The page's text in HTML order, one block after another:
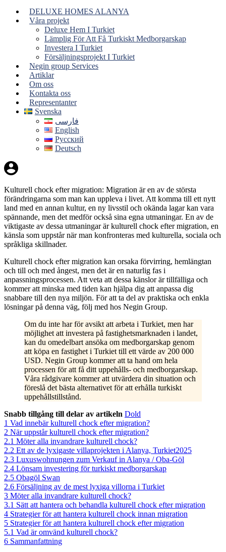
DELUXE HOMES ALANYA
Våra projekt
Deluxe Hem I Turkiet
Lämplig För Att Få Turkiskt Medborgarskap
Investera I Turkiet
Försäljningsprojekt I Turkiet
Negin group Services
Artiklar
Om oss
Kontakta oss
Representanter
Svenska
فارسی
English
Русский
Deutsch
Kulturell chock efter migration: Migration är en av de största
förändringarna som man kan uppleva i livet. Att komma till ett nytt
land med en annan kultur, en ny livsstil och okända lagar kan vara
spännande, men det medför också sina egna utmaningar. En av de
viktigaste av dessa utmaningar är kulturell chock efter migration, en
känsla som uppstår när man konfronteras med kulturella, sociala och
språkliga skillnader.
Kulturell chock efter migration kan orsaka förvirring, hemlängtan
och till och med ångest, men det är en naturlig fas i
anpassningsprocessen. Att veta att dessa känslor är tillfälliga och
kommer att minska med tiden kan hjälpa dig att anpassa dig
snabbare till den nya miljön. För att ta del av praktiska och enkla
lösningar på denna väg, följ med hos Negin Group.
Om du inte har för avsikt att arbeta i Turkiet, men har
möjlighet att investera på fastighetsmarknaden i landet,
kan du omedelbart ansöka om medborgarskap genom
att köpa en fastighet i Turkiet till ett värde av 200 000
USD. Negin Group kommer att ta hand om hela
processen för att få ditt uppehålls- och medborgarskap.
Våra rådgivare kommer att utvärdera din situation och
föreslå det bästa alternativet för att erhålla turkiskt
uppehållstillstånd.
Snabb tillgång till delar av artikeln Dold
1 Vad innebär kulturell chock efter migration?
2 När uppstår kulturell chock efter migration?
2.1 Möter alla invandrare kulturell chock?
2.2 Ett av de lyxigaste villaprojekten i Alanya, Turkiet2025
2.3 Luxuswohnungen zum Verkauf in Alanya / Oba-Göl
2.4 Lönsam investering för turkiskt medborgarskap
2.5 Obagöl Swan
2.6 Försäljning av de mest lyxiga villorna i Turkiet
3 Möter alla invandrare kulturell chock?
3.1 Sätt att hantera och behandla kulturell chock efter migration
4 Strategier för att hantera kulturell chock innan migration
5 Strategier för att hantera kulturell chock efter migration
5.1 Vad är omvänd kulturell chock?
6 Sammanfattning